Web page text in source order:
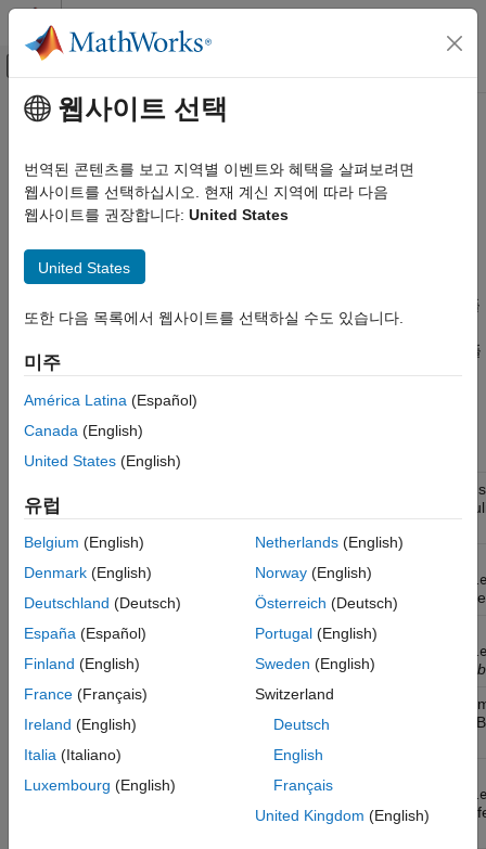
콘텐츠로 바로 가기
오프캔버스 탐색 메뉴 토글
문서 홈
모델링
신호, 상태 및 파라미터 구성하기
블록
Simulink에서의 단위
데이터형
모델, 블록 및 포트 콜백
모델 구성 세트
주요 콘텐츠
샘플 시간
블록 실행 레이트 제어, 이산, 연속 또는 하이브리드 샘플 시간
할당
적절한 경우 내부 상태를 업데이트하는 때를 나타내는
파라미터입니다. 내부 상태에는 기록되는 연속 상태 및 이산
상태가 포함되지만 이에 국한되지 않습니다. 엔지니어링에서 샘플
시간은 이산 시스템이 입력을 샘플링하는 속도를 나타냅니다.
를 사용하면 블록 실행(계산) 속도를 제어하는 블록 샘플
시간의 적절한 설정을 통해 싱글레이트 및 멀티레이트 이산
시스템과 하이브리드 연속-이산 시스템을 모델링할 수 있습니다.
객체
Create custom
palette for
object to
simulink.sampletimecolors.getPalette Get available
objects
simulink.sampletimecolors.applyPalette
Apply sample
current
object from
웹사이트 선택
번역된 콘텐츠를 보고 지역별 이벤트와 혜택을 살펴보려면
웹사이트를 선택하십시오. 현재 계신 지역에 따라 다음
웹사이트를 권장합니다: United States
United States
또한 다음 목록에서 웹사이트를 선택하실 수도 있습니다.
미주
América Latina (Español)
Canada (English)
United States (English)
유럽
Belgium (English)
Denmark (English)
Deutschland (Deutsch)
España (Español)
Finland (English)
France (Français)
Ireland (English)
Italia (Italiano)
Luxembourg (English)
Netherlands(English)
Norway(English)
Österreich (Deutsch)
Portugal(English)
Sweden (English)
Switzerland
Deutsch
English
Français
United Kingdom (English)